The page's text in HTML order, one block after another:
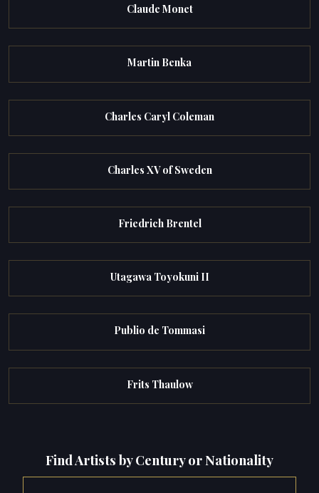
Claude Monet
Martin Benka
Charles Caryl Coleman
Charles XV of Sweden
Friedrich Brentel
Utagawa Toyokuni II
Publio de Tommasi
Frits Thaulow
Find Artists by Century or Nationality